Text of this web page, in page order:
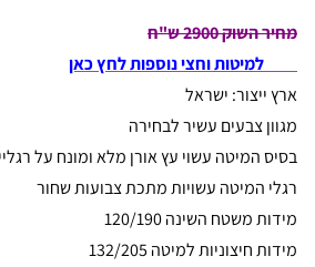
מחיר השוק 2900 ש"ח
למיטות וחצי נוספות לחץ כאן
ארץ ייצור: ישראל
מגוון צבעים עשיר לבחירה
בסיס המיטה עשוי עץ אורן מלא ומונח על
רגלי המיטה עשויות מתכת צבועות שחור
מידות משטח השינה 120/190
מידות חיצוניות למיטה 132/205